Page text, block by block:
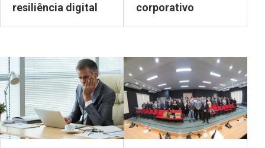
resiliência digital
corporativo